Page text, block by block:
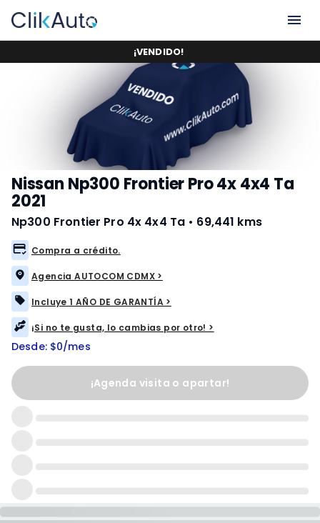
¡VENDIDO!
Nissan Np300 Frontier Pro 4x 4x4 Ta
2021
Np300 Frontier Pro 4x 4x4 Ta • 69,441 kms
Compra a crédito.
Agencia AUTOCOM CDMX >
Incluye 1 AÑO DE GARANTÍA >
¡Si no te gusta, lo cambias por otro! >
Desde: $0/mes
¡Agenda visita o apartar!